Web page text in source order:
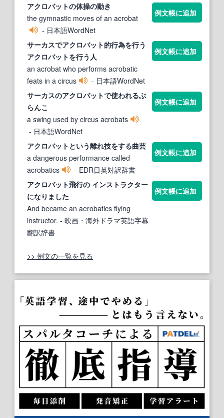
アクロバットの体操の動き
the gymnastic moves of an acrobat
- 日本語WordNet
例文帳に追加
サーカスでアクロバット的行為を行う
アクロバットを行う人
an acrobat who performs acrobatic
feats in a circus
- 日本語WordNet
例文帳に追加
サーカスのアクロバットで使われるぶ
らんこ
a swing used by circus acrobats
- 日本語WordNet
例文帳に追加
アクロバット という離れ技をする曲芸
a dangerous performance called
acrobatics
- EDR日英対訳辞書
例文帳に追加
アクロバット飛行の インストラクター
になりました
And became an aerobatics flying
instructor. - 映画・海外ドラマ英語字幕
翻訳辞書
例文帳に追加
>> 例文の一覧を見る